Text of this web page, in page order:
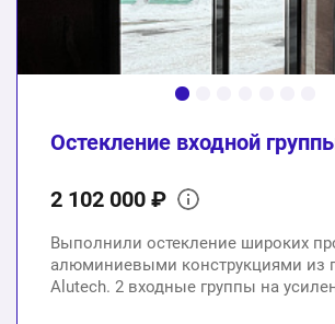
322450 ₽
Остекление входной группы и
1 услуга 222000 ₽
Монтаж под ключ
1 услуга 312000 ₽
Остекление входной
2 102 000 ₽
Выполнили остекление широких
алюминиевыми конструкциями из
Alutech. 2 входные группы на